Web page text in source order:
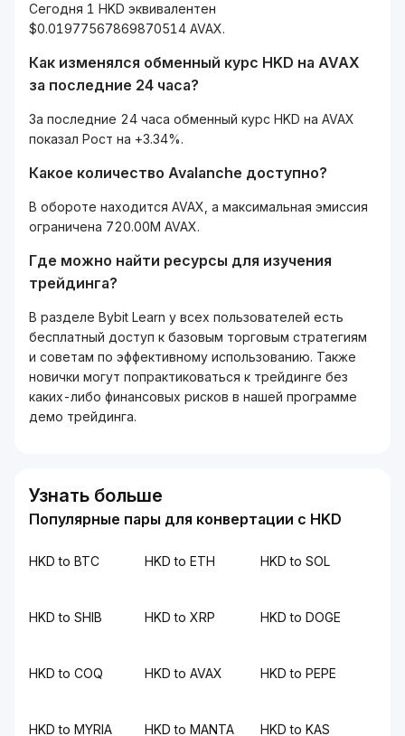
Сегодня 1 HKD эквивалентен
$0.01977567869870514 AVAX.
Как изменялся обменный курс HKD на AVAX
за последние 24 часа?
За последние 24 часа обменный курс HKD на AVAX
показал Рост на +3.34%.
Какое количество Avalanche доступно?
В обороте находится AVAX, а максимальная эмиссия
ограничена 720.00M AVAX.
Где можно найти ресурсы для изучения
трейдинга?
В разделе Bybit Learn у всех пользователей есть
бесплатный доступ к базовым торговым стратегиям
и советам по эффективному использованию. Также
новички могут попрактиковаться к трейдинге без
каких-либо финансовых рисков в нашей программе
демо трейдинга.
Узнать больше
Популярные пары для конвертации с HKD
HKD to BTC HKD to ETH HKD to SOL
HKD to SHIB HKD to XRP HKD to DOGE
HKD to COQ HKD to AVAX HKD to PEPE
HKD to MYRIA HKD to MANTA HKD to KAS